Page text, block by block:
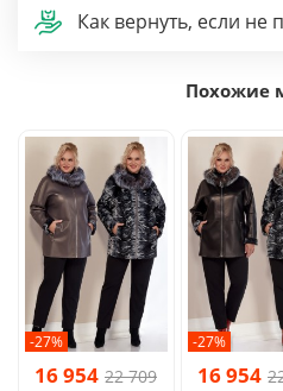
Как вернуть, если не
Похожие
-27%
16 954 22 709
-27%
16 954